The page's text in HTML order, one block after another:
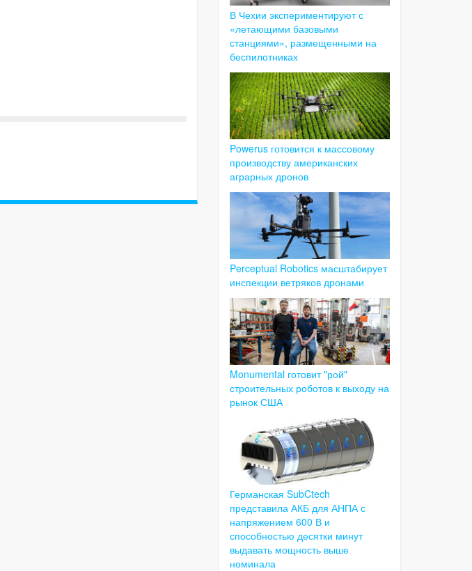
В Чехии экспериментируют с
«летающими базовыми
станциями», размещенными на
беспилотниках
Powerus готовится к массовому
производству американских
аграрных дронов
Perceptual Robotics масштабирует
инспекции ветряков дронами
Monumental готовит "рой"
строительных роботов к выходу на
рынок США
Германская SubCtech
представила АКБ для АНПА с
напряжением 600 В и
способностью десятки минут
выдавать мощность выше
номинала